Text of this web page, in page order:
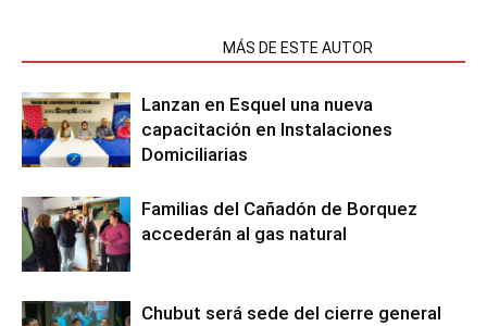
MÁS DE ESTE AUTOR
Lanzan en Esquel una nueva
capacitación en Instalaciones
Domiciliarias
Familias del Cañadón de Borquez
accederán al gas natural
Chubut será sede del cierre general